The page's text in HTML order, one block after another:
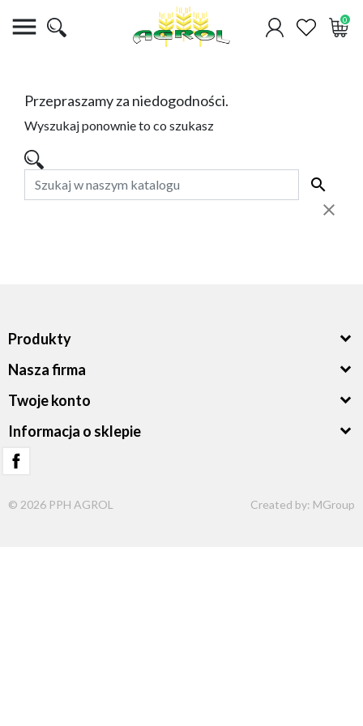
 0
Przepraszamy za niedogodności.
Wyszukaj ponownie to co szukasz
Produkty
Nasza firma
Twoje konto
Informacja o sklepie
© 2026 PPH AGROL Created by: MGroup